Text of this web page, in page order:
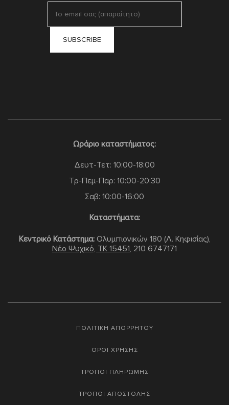
Ωράριο καταστήματος:
Δευτ-Τετ: 10:00-18:00
Τρ-Πεμ-Παρ: 10:00-20:30
Σαβ: 10:00-16:00
Καταστήματα:
Κεντρικό Κατάστημα:Ολυμπιονικών 180 (Λ. Κηφισίας),
Νέο Ψυχικό, TK 15451, 210 6747171
ΠΟΛΙΤΙΚΗ ΑΠΟΡΡΗΤΟΥ
ΟΡΟΙ ΧΡΗΣΗΣ
ΤΡΟΠΟΙ ΠΛΗΡΩΜΗΣ
ΤΡΟΠΟΙ ΑΠΟΣΤΟΛΗΣ